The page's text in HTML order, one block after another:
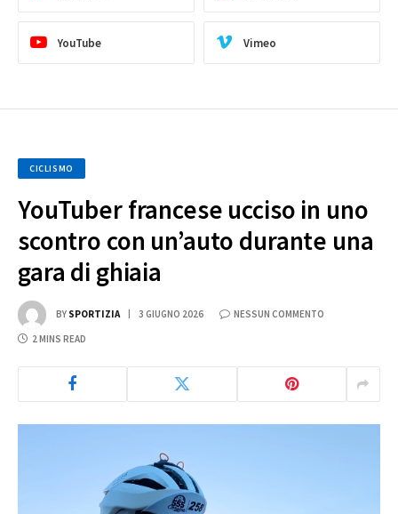
YouTube Vimeo
CICLISMO
YouTuber francese ucciso in uno
scontro con un’auto durante una
gara di ghiaia
BY SPORTIZIA 3 GIUGNO 2026 NESSUN COMMENTO
2 MINS READ